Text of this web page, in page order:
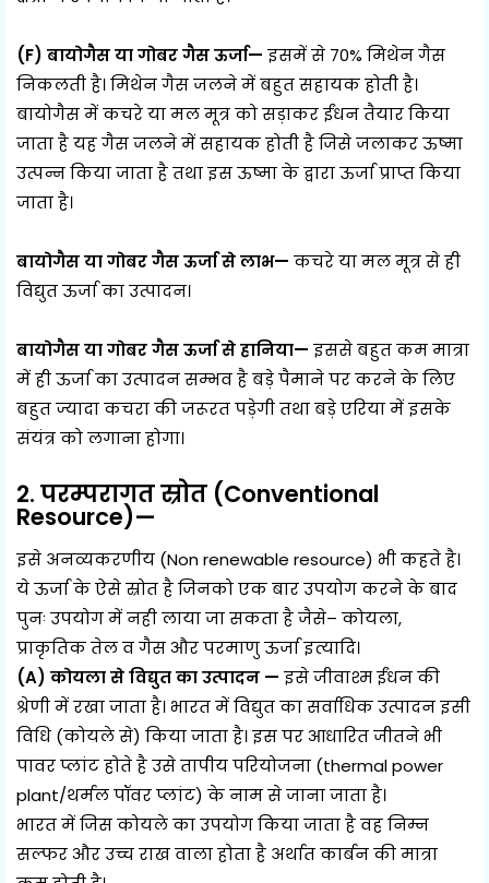
(F) बायोगैस या गोबर गैस ऊर्जा— इसमें से 70% मिथेन गैस
निकलती है। मिथेन गैस जलने में बहुत सहायक होती है।
बायोगैस में कचरे या मल मूत्र को सड़ाकर ईंधन तैयार किया
जाता है यह गैस जलने में सहायक होती है जिसे जलाकर ऊष्मा
उत्पन्न किया जाता है तथा इस ऊष्मा के द्वारा ऊर्जा प्राप्त किया
जाता है।
बायोगैस या गोबर गैस ऊर्जा से लाभ— कचरे या मल मूत्र से ही
विद्युत ऊर्जा का उत्पादन।
बायोगैस या गोबर गैस ऊर्जा से हानिया— इससे बहुत कम मात्रा
में ही ऊर्जा का उत्पादन सम्भव है बड़े पैमाने पर करने के लिए
बहुत ज्यादा कचरा की जरूरत पड़ेगी तथा बड़े एरिया में इसके
संयंत्र को लगाना होगा।
2. परम्परागत स्रोत (Conventional
Resource)—
इसे अनव्यकरणीय (Non renewable resource) भी कहते है।
ये ऊर्जा के ऐसे स्रोत है जिनको एक बार उपयोग करने के बाद
पुनः उपयोग में नही लाया जा सकता है जैसे– कोयला,
प्राकृतिक तेल व गैस और परमाणु ऊर्जा इत्यादि।
(A) कोयला से विद्युत का उत्पादन — इसे जीवाश्म ईंधन की
श्रेणी में रखा जाता है। भारत में विद्युत का सर्वाधिक उत्पादन इसी
विधि (कोयले से) किया जाता है। इस पर आधारित जीतने भी
पावर प्लांट होते है उसे तापीय परियोजना (thermal power
plant/थर्मल पॉवर प्लांट) के नाम से जाना जाता है।
भारत में जिस कोयले का उपयोग किया जाता है वह निम्न
सल्फर और उच्च राख वाला होता है अर्थात कार्बन की मात्रा